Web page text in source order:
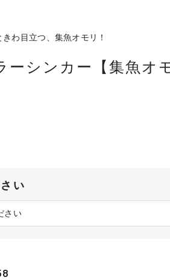
わ目立つ、集魚オモリ！
ーシンカー【集魚オ
い